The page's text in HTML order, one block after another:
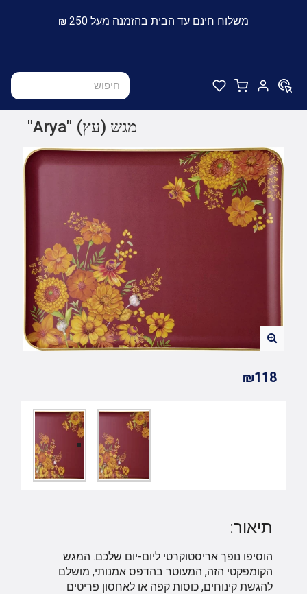
משלוח חינם עד הבית בהזמנה מעל 250 ₪
מגש (עץ) "Arya"
₪118
תיאור:
הוסיפו נופך אריסטוקרטי ליום-יום שלכם. המגש
הקומפקטי הזה, המעוטר בהדפס אמנותי, מושלם
להגשת קינוחים, כוסות קפה או לאחסון פריטים